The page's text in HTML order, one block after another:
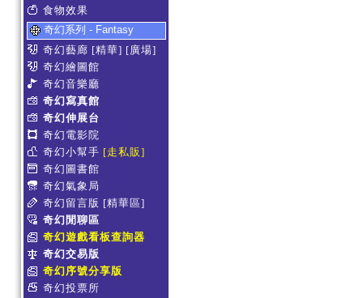
食物效果
奇幻系列 - Fantasy
奇幻藝廊 [精華] [廣場]
奇幻繪圖館
奇幻音樂廳
奇幻寫真館
奇幻伸展台
奇幻電影院
奇幻小幫手 [走私販]
奇幻圖書館
奇幻氣象局
奇幻留言版 [精華區]
奇幻閒聊區
奇幻遊戲看板查詢器
奇幻交易版
奇幻序號分享版
奇幻投票所